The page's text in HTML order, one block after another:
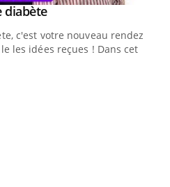
diabèteYoutube
c'est votre nouveau rendez-
les idées reçues ! Dans cet